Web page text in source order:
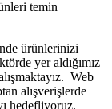
temin
ürünlerinizi
yer aldığımız
Web
alışverişlerde
hedefliyoruz.